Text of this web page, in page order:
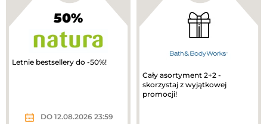
50%
Letnie bestsellery do -50%!
DO 12.08.2026 23:59
Cały asortyment 2+2 -
skorzystaj z wyjątkowej
promocji!